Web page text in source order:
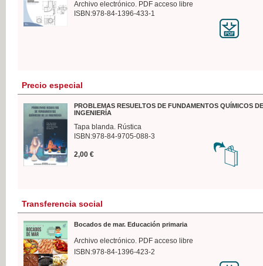
Archivo electrónico. PDF acceso libre
ISBN:978-84-1396-433-1
Precio especial
PROBLEMAS RESUELTOS DE FUNDAMENTOS QUÍMICOS
INGENIERÍA
Tapa blanda. Rústica
ISBN:978-84-9705-088-3
2,00 €
Transferencia social
Bocados de mar. Educación primaria
Archivo electrónico. PDF acceso libre
ISBN:978-84-1396-423-2